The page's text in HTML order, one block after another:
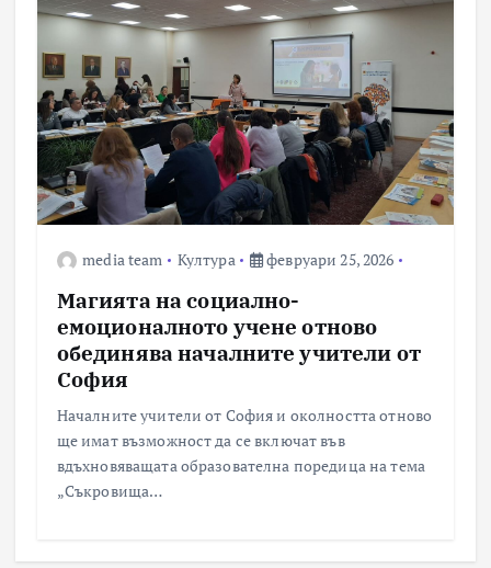
media team Култура февруари 25, 2026
Магията на социално-
емоционалното учене отново
обединява началните учители от
София
Началните учители от София и околността отново
ще имат възможност да се включат във
вдъхновяващата образователна поредица на тема
„Съкровища…